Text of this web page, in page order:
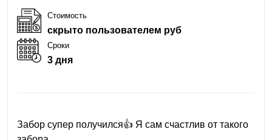
Стоимость
скрыто пользователем руб
Сроки
3 дня
Забор супер получился👍 Я сам счастлив от такого